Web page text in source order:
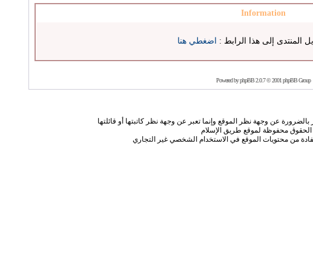
Information
المنتدى إلى هذا الرابط : اضغطي هنا
Powered byphpBB2.0.7 © 2001 phpBB Group
بالضرورة عن وجهة نظر الموقع وإنما تعبر عن وجهة نظر كاتبتها أو قائلتها
محفوظة لموقع طريق الإسلام
من محتويات الموقع في الاستخدام الشخصي غير التجاري